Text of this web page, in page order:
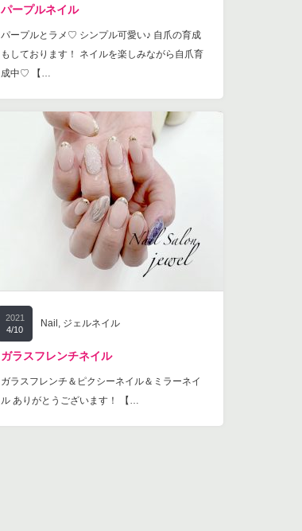
パープルネイル
パープルとラメ♡ シンプル可愛い♪ 自爪の育成
もしております！ ネイルを楽しみながら自爪育
成中♡ 【…
2021
4/10
Nail , ジェルネイル
ガラスフレンチネイル
ガラスフレンチ＆ピクシーネイル＆ミラーネイ
ル ありがとうございます！ 【…